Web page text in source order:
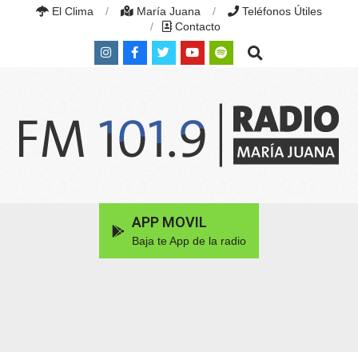
El Clima María Juana
Teléfonos Útiles
Contacto
Search
APP MOVIL
Baja te App de la radio